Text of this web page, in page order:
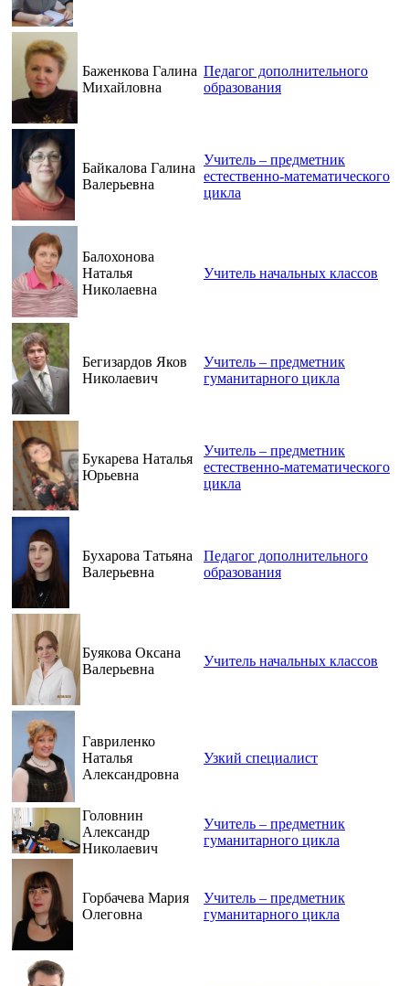
Баженкова Галина
Михайловна
Педагог дополнительного
образования
Байкалова Галина
Валерьевна
Учитель – предметник
естественно-математического
цикла
Балохонова
Наталья
Николаевна
Учитель начальных классов
Бегизардов Яков
Николаевич
Учитель – предметник
гуманитарного цикла
Букарева Наталья
Юрьевна
Учитель – предметник
естественно-математического
цикла
Бухарова Татьяна
Валерьевна
Педагог дополнительного
образования
Буякова Оксана
Валерьевна
Учитель начальных классов
Гавриленко
Наталья
Александровна
Узкий специалист
Головнин
Александр
Николаевич
Учитель – предметник
гуманитарного цикла
Горбачева Мария
Олеговна
Учитель – предметник
гуманитарного цикла